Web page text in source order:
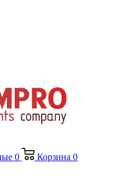
0 Корзина 0